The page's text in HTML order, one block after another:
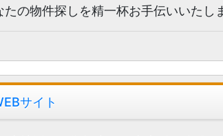
の物件探しを精一杯お手伝いいたし
サイト